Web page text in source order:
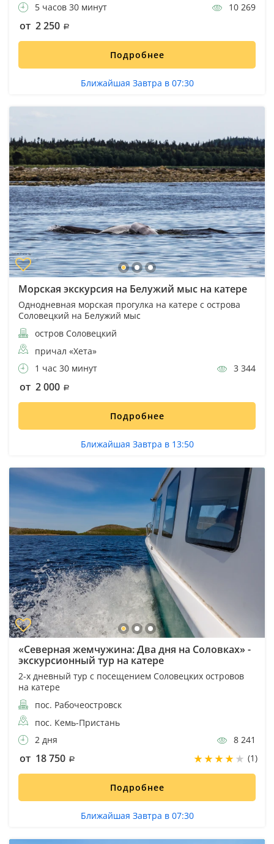
5 часов 30 минут
10 269
от 2 250
Подробнее
Ближайшая Завтра в 07:30
Морская экскурсия на Белужий мыс на катере
Однодневная морская прогулка на катере с острова
Соловецкий на Белужий мыс
остров Соловецкий
причал «Хета»
1 час 30 минут
3 344
от 2 000
Подробнее
Ближайшая Завтра в 13:50
«Северная жемчужина: Два дня на Соловках» -
экскурсионный тур на катере
2-х дневный тур с посещением Соловецких островов
на катере
пос. Рабочеостровск
пос. Кемь-Пристань
2 дня
8 241
от 18 750 (1)
Подробнее
Ближайшая Завтра в 07:30